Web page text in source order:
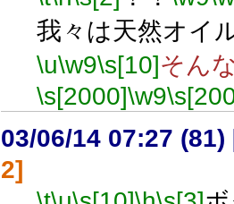
我々は天然オイ
\u\w9\s[10]そん
\s[2000]\w9
03/06/14 07:27 (81)
2]